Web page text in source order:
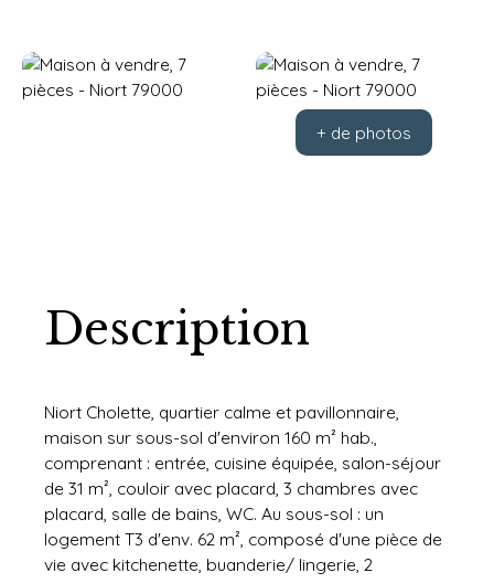
+ de photos
Description
Niort Cholette, quartier calme et pavillonnaire,
maison sur sous-sol d'environ 160 m² hab.,
comprenant : entrée, cuisine équipée, salon-séjour
de 31 m², couloir avec placard, 3 chambres avec
placard, salle de bains, WC. Au sous-sol : un
logement T3 d'env. 62 m², composé d'une pièce de
vie avec kitchenette, buanderie/ lingerie, 2